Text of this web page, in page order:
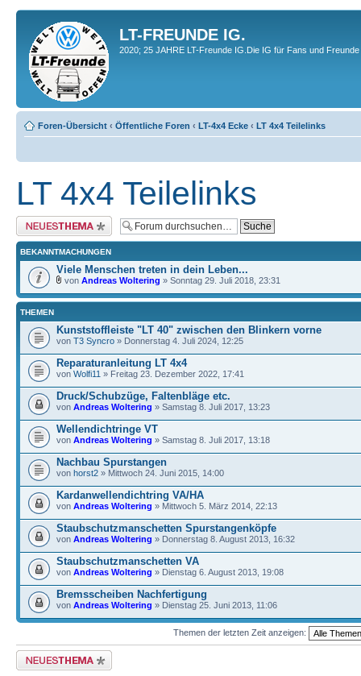
LT-FREUNDE IG.
2020; 25 JAHRE LT-Freunde IG.Die IG für Fans und
Foren-Übersicht ‹ Öffentliche Foren ‹ LT-4x4 Ecke ‹ LT 4x4 Teilelinks
LT 4x4 Teilelinks
Neues Thema erstellen
BEKANNTMACHUNGEN
Viele Menschen treten in dein Leben...
von Andreas Woltering » Sonntag 29. Juli 2018, 23:31
THEMEN
Kunststoffleiste "LT 40" zwischen den Blinkern vorne
von T3 Syncro » Donnerstag 4. Juli 2024, 12:25
Reparaturanleitung LT 4x4
von Wolfi11 » Freitag 23. Dezember 2022, 17:41
Druck/Schubzüge, Faltenbläge etc.
von Andreas Woltering » Samstag 8. Juli 2017, 13:23
Wellendichtringe VT
von Andreas Woltering » Samstag 8. Juli 2017, 13:18
Nachbau Spurstangen
von horst2 » Mittwoch 24. Juni 2015, 14:00
Kardanwellendichtring VA/HA
von Andreas Woltering » Mittwoch 5. März 2014, 22:13
Staubschutzmanschetten Spurstangenköpfe
von Andreas Woltering » Donnerstag 8. August 2013, 16:32
Staubschutzmanschetten VA
von Andreas Woltering » Dienstag 6. August 2013, 19:08
Bremsscheiben Nachfertigung
von Andreas Woltering » Dienstag 25. Juni 2013, 11:06
Themen der letzten Zeit anzeigen:
Neues Thema erstellen